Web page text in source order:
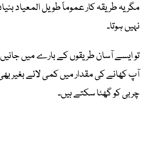
مگر یہ طریقہ کار عموماً طویل المعیاد
نہیں ہوتا۔
تو ایسے آسان طریقوں کے بارے میں
آپ کھانے کی مقدار میں کمی لائے بغیر
چربی کو گھٹا سکتے ہیں۔